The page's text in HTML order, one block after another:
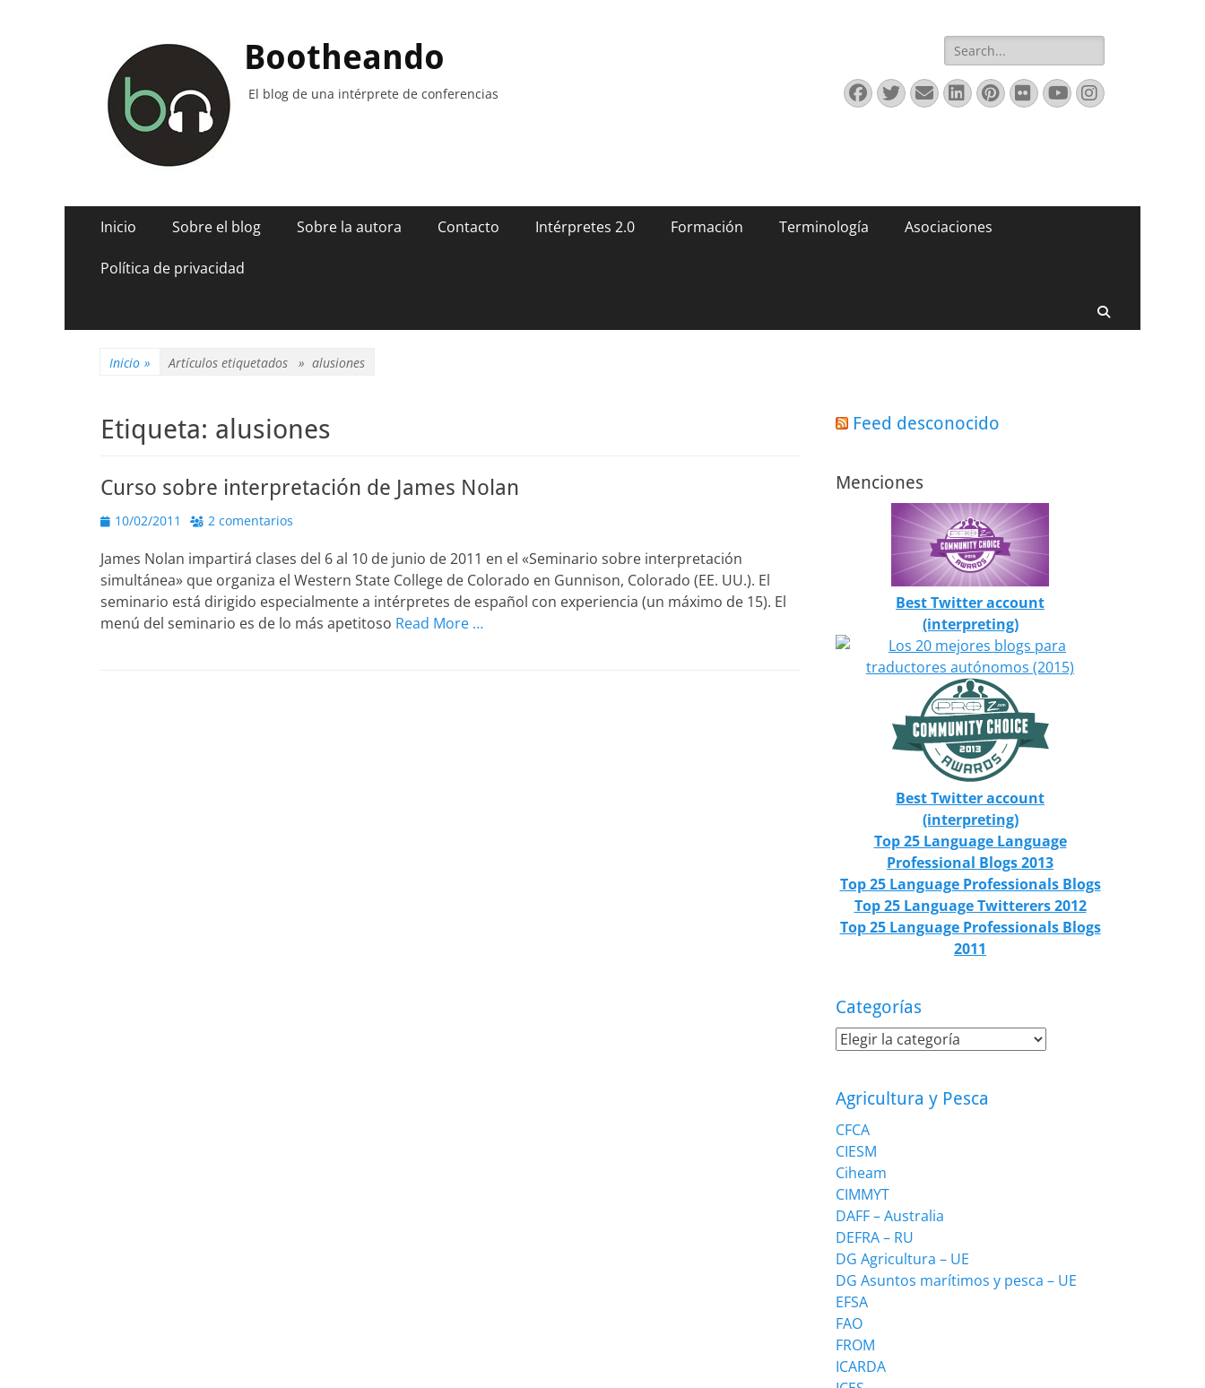
Bootheando
El blog de una intérprete de conferencias
Buscar:
Facebook
Twitter
Correo
electrónico
LinkedIn
Pinterest
FlickrYouTube
Instagram
Menú
Saltar
contenido
Inicio Sobre el blog Sobre la autora Contacto Intérpretes 2.0 Formación Terminología Asociaciones
Política de privacidad
Inicio » Artículos etiquetados » alusiones
Etiqueta: alusiones
Curso sobre interpretación de James Nolan
Publicado
10/02/2011 2 comentarios
James Nolan impartirá clases del 6 al 10 de junio de 2011 en el «Seminario sobre interpretación
simultánea» que organiza el Western State College de Colorado en Gunnison, Colorado (EE. UU.). El
seminario está dirigido especialmente a intérpretes de español con experiencia (un máximo de 15). El
menú del seminario es de lo más apetitoso Read More …
Feed desconocido
Menciones
Best Twitter account
(interpreting)
Best Twitter account
(interpreting)
Top 25 Language Language
Professional Blogs 2013
Top 25 Language Professionals Blogs
Top 25 Language Twitterers 2012
Top 25 Language Professionals Blogs
2011
Categorías
Categorías
Agricultura y Pesca
CFCA
CIESM
Ciheam
CIMMYT
DAFF – Australia
DEFRA – RU
DG Agricultura – UE
DG Asuntos marítimos y pesca – UE
EFSA
FAO
FROM
ICARDA